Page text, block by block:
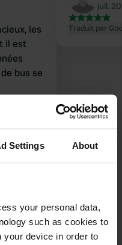
Settings About
your personal data,
such as cookies to
your device in order to
les
il est
bus se
juil.
Traduit par
Royaume-Uni Copie